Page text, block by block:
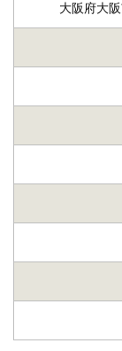
大阪府大